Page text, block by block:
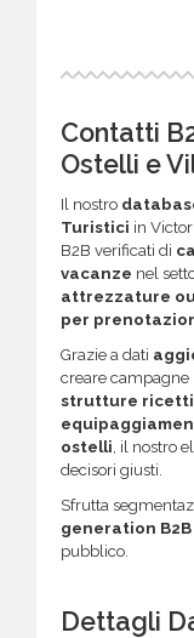
Contatti
Ostelli e
Il nostro
Turistici in
B2B verificati di
vacanze nel
attrezzature
per
Grazie a dati
creare campagne
strutture
ostelli, il nostro
decisori giusti.
Sfrutta
generation B2B
pubblico.
Dettagli